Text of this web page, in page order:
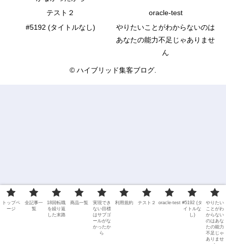
テスト２
oracle-test
#5192 (タイトルなし)
やりたいことがわからないのは
あなたの能力不足じゃありませ
ん
© ハイブリッド集客ブログ.
トップペ
ージ
全記事一
覧
18回転職
を繰り返
した末路
商品一覧
実現でき
ない目標
はサブゴ
ールがな
かったか
ら
利用規約 テスト２ oracle-test #5192 (タ
イトルな
し)
やりたい
ことがわ
からない
のはあな
たの能力
不足じゃ
ありませ